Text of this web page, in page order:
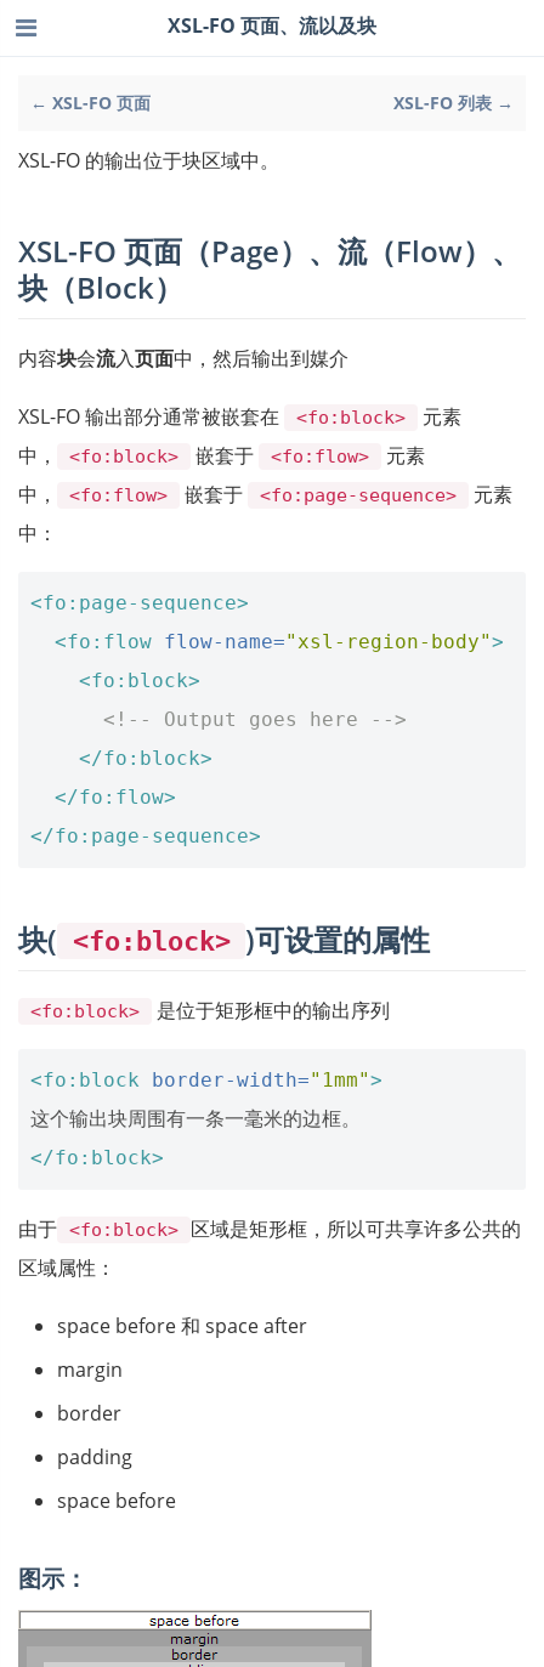
← XSL-FO 页面 XSL-FO 列表 →
XSL-FO 页面、流以及块
XSL-FO 的输出位于块区域中。
XSL-FO 页面（Page）、流（Flow）、
块（Block）
内容块会流入页面中，然后输出到媒介
XSL-FO 输出部分通常被嵌套在 <fo:block>
元素
中，
<fo:block> 嵌套于 <fo:flow>
元素
中，
<fo:flow> 嵌套于 <fo:page-sequence>
元素
中：
<fo:page-sequence>
<fo:flow flow-name="xsl-region-body">
<fo:block>
<!-- Output goes here -->
</fo:block>
</fo:flow>
</fo:page-sequence>
块( <fo:block> )可设置的属性
<fo:block> 是位于矩形框中的输出序列
<fo:block border-width="1mm">
</fo:block>
由于 <fo:block>
区域是矩形框，所以可共享许多公共的
区域属性：
space before 和 space after
margin
border
padding
space before
图示：